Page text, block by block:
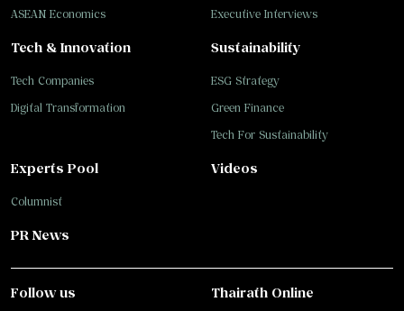
Executive Interviews
Tech & Innovation
Tech Companies
Digital Transformation
Sustainability
ESG Strategy
Green Finance
Tech For Sustainability
ASEAN Economics
Experts Pool
Columnist
Videos
PR News
Follow us Thairath Online